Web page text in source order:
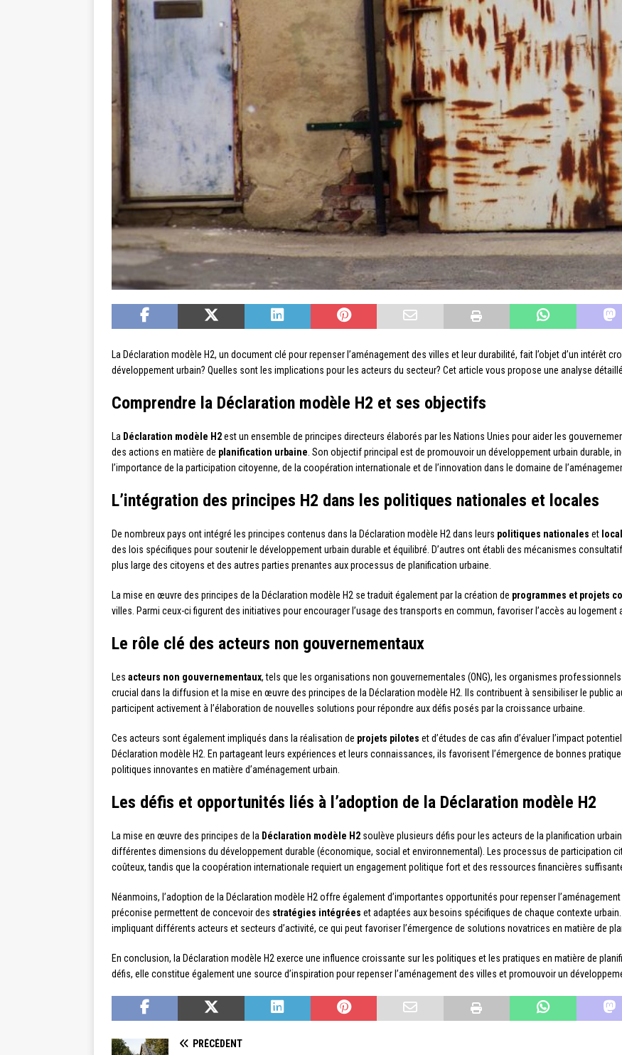
La Déclaration modèle H2, un document clé pour repenser l’aménagement des villes et leur durabilité, fait l’objet d’un intérêt
développement urbain? Quelles sont les implications pour les acteurs du secteur? Cet article vous propose une analyse
Comprendre la Déclaration modèle H2 et ses objectifs
La Déclaration modèle H2est un ensemble de principes directeurs élaborés par les Nations Unies pour aider les
des actions en matière de planification urbaine . Son objectif principal est de promouvoir un développement urbain durable,
l’importance de la participation citoyenne, de la coopération internationale et de l’innovation dans le domaine de
L’intégration des principes H2 dans les politiques nationales et locales
De nombreux pays ont intégré les principes contenus dans la Déclaration modèle H2 dans leurs politiques nationales et
des lois spécifiques pour soutenir le développement urbain durable et équilibré. D’autres ont établi des mécanismes
plus large des citoyens et des autres parties prenantes aux processus de planification urbaine.
La mise en œuvre des principes de la Déclaration modèle H2 se traduit également par la création de programmes et projets
villes. Parmi ceux-ci figurent des initiatives pour encourager l’usage des transports en commun, favoriser l’accès au
Le rôle clé des acteurs non gouvernementaux
Les acteurs non gouvernementaux, tels que les organisations non gouvernementales (ONG), les organismes
crucial dans la diffusion et la mise en œuvre des principes de la Déclaration modèle H2. Ils contribuent à sensibiliser le public
participent activement à l’élaboration de nouvelles solutions pour répondre aux défis posés par la croissance urbaine.
Ces acteurs sont également impliqués dans la réalisation de projets pilotes et d’études de cas afin d’évaluer l’impact
Déclaration modèle H2. En partageant leurs expériences et leurs connaissances, ils favorisent l’émergence de bonnes
politiques innovantes en matière d’aménagement urbain.
Les défis et opportunités liés à l’adoption de la Déclaration modèle H2
La mise en œuvre des principes de la Déclaration modèle H2 soulève plusieurs défis pour les acteurs de la planification
différentes dimensions du développement durable (économique, social et environnemental). Les processus de participation
coûteux, tandis que la coopération internationale requiert un engagement politique fort et des ressources financières
Néanmoins, l’adoption de la Déclaration modèle H2 offre également d’importantes opportunités pour repenser
préconise permettent de concevoir des stratégies intégrées et adaptées aux besoins spécifiques de chaque contexte
impliquant différents acteurs et secteurs d’activité, ce qui peut favoriser l’émergence de solutions novatrices en matière de
En conclusion, la Déclaration modèle H2 exerce une influence croissante sur les politiques et les pratiques en matière de
défis, elle constitue également une source d’inspiration pour repenser l’aménagement des villes et promouvoir un
PRÉCÉDENT